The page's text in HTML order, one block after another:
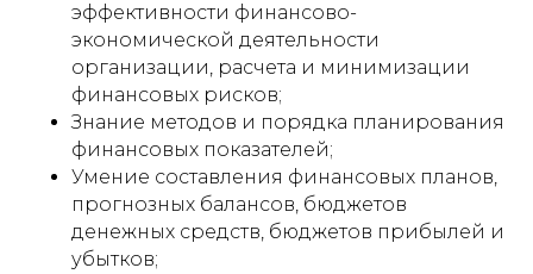
эффективности финансово-
экономической деятельности
организации, расчета и минимизации
финансовых рисков;
Знание методов и порядка планирования
финансовых показателей;
Умение составления финансовых планов,
прогнозных балансов, бюджетов
денежных средств, бюджетов прибылей и
убытков;